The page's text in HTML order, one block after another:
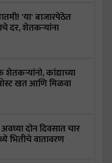
'या' बाजारपेठेत
दर, शेतकऱ्यांना
कांद्याच्या
खत आणि मिळवा
दोन दिवसात चार
भितीचे वातावरण